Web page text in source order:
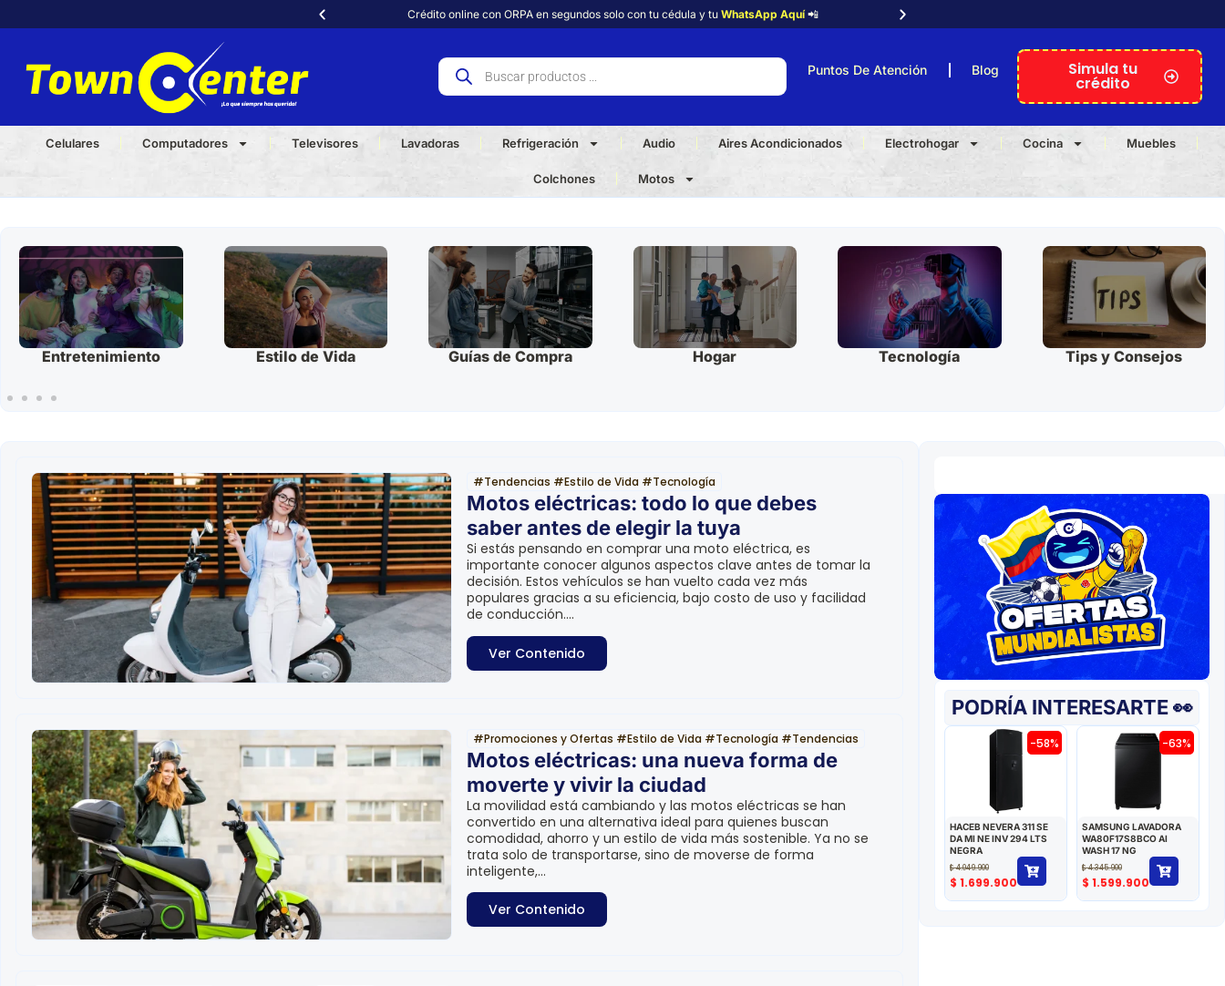
Crédito online con ORPA en segundos solo con tu cédula y tu WhatsApp Aquí📲
Puntos De Atención Blog Simula tu
crédito
Celulares Computadores Televisores Lavadoras Refrigeración Audio Aires Acondicionados Electrohogar Cocina Muebles
Colchones Motos
Entretenimiento Estilo de Vida Guías de Compra Hogar Tecnología Tips y Consejos
#Tendencias #Estilo de Vida#Tecnología
Motos eléctricas: todo lo que debes
saber antes de elegir la tuya
Si estás pensando en comprar una moto eléctrica, es
importante conocer algunos aspectos clave antes de tomar la
decisión. Estos vehículos se han vuelto cada vez más
populares gracias a su eficiencia, bajo costo de uso y facilidad
de conducción....
Ver Contenido
#Promociones y Ofertas #Estilo de Vida#Tecnología#Tendencias
Motos eléctricas: una nueva forma de
moverte y vivir la ciudad
La movilidad está cambiando y las motos eléctricas se han
convertido en una alternativa ideal para quienes buscan
comodidad, ahorro y un estilo de vida más sostenible. Ya no se
trata solo de transportarse, sino de moverse de forma
inteligente,...
Ver Contenido
PODRÍA INTERESARTE 👀
-58%
HACEB NEVERA 311 SE
DA MI NE INV 294 LTS
NEGRA
$4.049.900
$ 1.699.900
-63%
SAMSUNG LAVADORA
WA80F17S8BCO AI
WASH 17 NG
$4.345.900
$ 1.599.900